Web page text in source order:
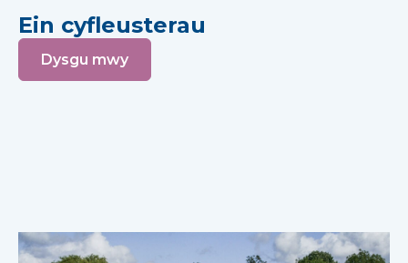
Ein cyfleusterau
Dysgu mwy